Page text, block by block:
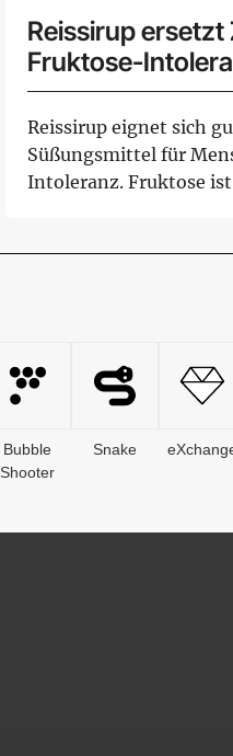
Reissirup ersetzt
Fruktose-
Reissirup eignet sich
Süßungsmittel für
Intoleranz. Fruktose
Bubble
Shooter
Snake